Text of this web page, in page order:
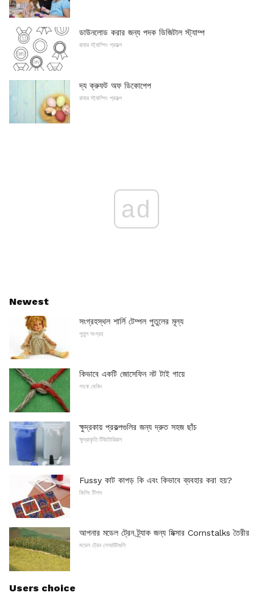
ডাউনলোড করার জন্য পদক ডিজিটাল স্ট্যাম্প
রাবার স্ট্যাম্পিং প্রকল্প
দ্য ক্রুফট অফ ডিকোপেপ
রাবার স্ট্যাম্পিং প্রকল্প
ad
Newest
সংগ্রহস্থল শার্লি টেম্পল পুতুলের মূল্য
পুতুল সংগ্রহ
কিভাবে একটি জোসেফিন নট টাই গায়ে
গহনা মেকিং
ক্ষুদ্রকায় প্রকল্পগুলির জন্য দ্রুত সহজ ছাঁচ
ক্ষুদ্রাকৃতি টিউটোরিয়াল
Fussy কাট কাপড় কি এবং কিভাবে ব্যবহার করা হয়?
কিলিং টিপস
আপনার মডেল ট্রেন ট্র্যাক জন্য মিক্সার Cornstalks তৈরীর
মডেল ট্রেন লেআউটগুলি
Users choice